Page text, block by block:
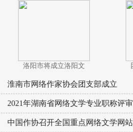
洛阳市将成立洛阳文
淮南市网络作家协会团支部成立
2021年湖南省网络文学专业职称评
中国作协召开全国重点网络文学网